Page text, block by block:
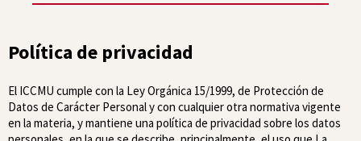
Política de privacidad
El ICCMU cumple con la Ley Orgánica 15/1999, de Protección de
Datos de Carácter Personal y con cualquier otra normativa vigente
en la materia, y mantiene una política de privacidad sobre los datos